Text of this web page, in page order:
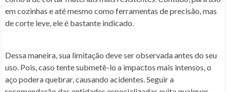
em cozinhas e até mesmo como ferramentas de precisão, mas
de corte leve, ele é bastante indicado.
Dessa maneira, sua limitação deve ser observada antes do seu
uso. Pois, caso tente submetê-lo a impactos mais intensos, o
aço podera quebrar, causando acidentes. Seguir a